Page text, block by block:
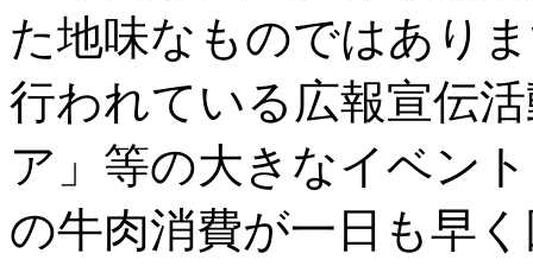
た地味なものではあり
行われている広報宣伝
ア」等の大きなイベン
の牛肉消費が一日も早